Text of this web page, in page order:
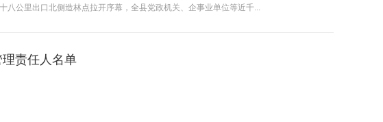
八公里出口北侧造林点拉开序幕，全县党政机关、企事业单位等近千...
责任人名单